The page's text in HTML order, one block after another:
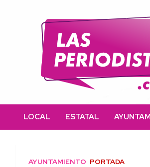
Las
informado a la población.
LOCAL
ESTATAL
AYUNTAMIENTO PORTADA